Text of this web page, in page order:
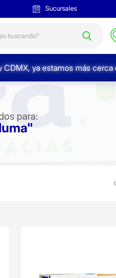
Sucursales
CDMX, ya estamos más cerca
para: